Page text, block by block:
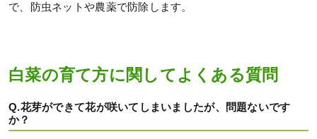
で、防虫ネットや農薬で防除します。
白菜の育て方に関してよくある質問
Q.花芽ができて花が咲いてしまいましたが、問題ないです
か？